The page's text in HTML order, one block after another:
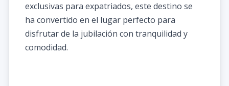
exclusivas para expatriados, este destino se
ha convertido en el lugar perfecto para
disfrutar de la jubilación con tranquilidad y
comodidad.